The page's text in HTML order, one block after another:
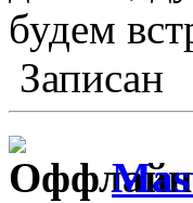
будем
Записан